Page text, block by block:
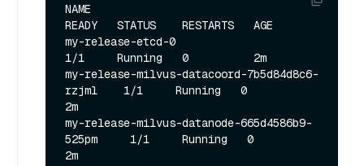
NAME
READY   STATUS    RESTARTS   AGE
my-release-etcd-0
1/1     Running   0          2m
my-release-milvus-datacoord-7b5d84d8c6-
rzjml    1/1     Running   0
2m
my-release-milvus-datanode-665d4586b9-
525pm     1/1     Running   0
2m